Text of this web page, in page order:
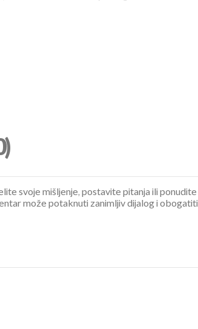
svoje mišljenje, postavite pitanja ili ponudite
može potaknuti zanimljiv dijalog i obogatiti